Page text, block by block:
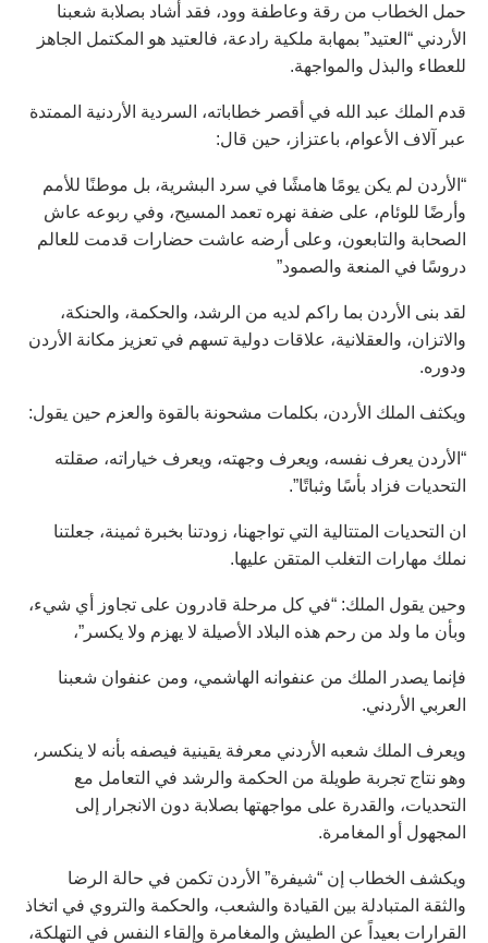
حمل الخطاب من رقة وعاطفة وود، فقد أشاد بصلابة شعبنا
الأردني “العتيد” بمهابة ملكية رادعة، فالعتيد هو المكتمل الجاهز
للعطاء والبذل والمواجهة.
قدم الملك عبد الله في أقصر خطاباته، السردية الأردنية الممتدة
عبر آلاف الأعوام، باعتزاز، حين قال:
“الأردن لم يكن يومًا هامشًا في سرد البشرية، بل موطنًا للأمم
وأرضًا للوئام، على ضفة نهره تعمد المسيح، وفي ربوعه عاش
الصحابة والتابعون، وعلى أرضه عاشت حضارات قدمت للعالم
دروسًا في المنعة والصمود”
لقد بنى الأردن بما راكم لديه من الرشد، والحكمة، والحنكة،
والاتزان، والعقلانية، علاقات دولية تسهم في تعزيز مكانة الأردن
ودوره.
ويكثف الملك الأردن، بكلمات مشحونة بالقوة والعزم حين يقول:
“الأردن يعرف نفسه، ويعرف وجهته، ويعرف خياراته، صقلته
التحديات فزاد بأسًا وثباتًا”.
ان التحديات المتتالية التي تواجهنا، زودتنا بخبرة ثمينة، جعلتنا
نملك مهارات التغلب المتقن عليها.
وحين يقول الملك: “في كل مرحلة قادرون على تجاوز أي شيء،
وبأن ما ولد من رحم هذه البلاد الأصيلة لا يهزم ولا يكسر”،
فإنما يصدر الملك من عنفوانه الهاشمي، ومن عنفوان شعبنا
العربي الأردني.
ويعرف الملك شعبه الأردني معرفة يقينية فيصفه بأنه لا ينكسر،
وهو نتاج تجربة طويلة من الحكمة والرشد في التعامل مع
التحديات، والقدرة على مواجهتها بصلابة دون الانجرار إلى
المجهول أو المغامرة.
ويكشف الخطاب إن “شيفرة” الأردن تكمن في حالة الرضا
والثقة المتبادلة بين القيادة والشعب، والحكمة والتروي في اتخاذ
القرارات بعيداً عن الطيش والمغامرة وإلقاء النفس في التهلكة،